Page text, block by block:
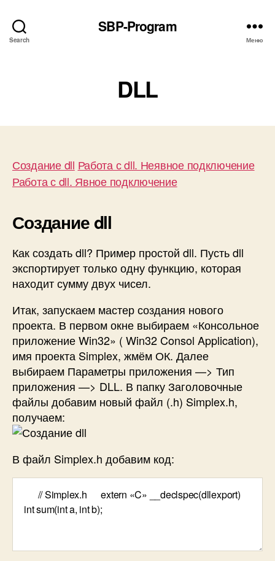
Search
SBP-Program
Меню
DLL
Создание dll Работа с dll. Неявное подключение
Работа с dll. Явное подключение
Создание dll
Как создать dll? Пример простой dll. Пусть dll
экспортирует только одну функцию, которая
находит сумму двух чисел.
Итак, запускаем мастер создания нового
проекта. В первом окне выбираем «Консольное
приложение Win32» ( Win32 Consol Application),
имя проекта Simplex, жмём ОК. Далее
выбираем Параметры приложения —> Тип
приложения —> DLL. В папку Заголовочные
файлы добавим новый файл (.h) Simplex.h,
получаем:
В файл Simplex.h добавим код: